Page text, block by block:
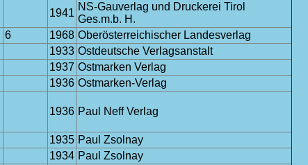
1941
NS-Gauverlag und Druckerei Tirol
Ges.m.b. H.
6 1968 Oberösterreichischer Landesverlag
1933 Ostdeutsche Verlagsanstalt
1937 Ostmarken Verlag
1936 Ostmarken-Verlag
1936 Paul Neff Verlag
1935 Paul Zsolnay
1934 Paul Zsolnay